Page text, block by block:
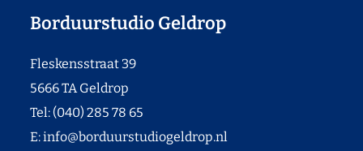
Borduurstudio Geldrop
Fleskensstraat 39
5666 TA Geldrop
Tel: (040) 285 78 65
E:info@borduurstudiogeldrop.nl